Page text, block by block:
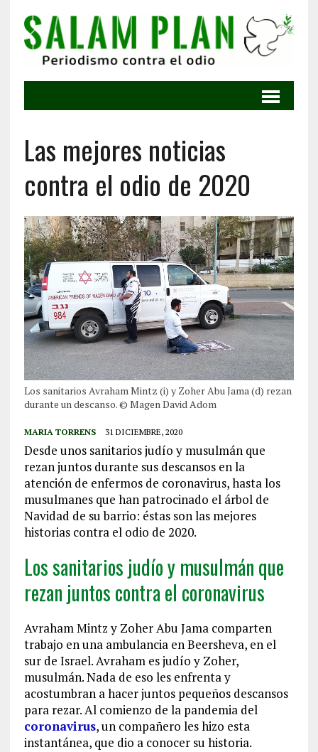
Las mejores noticias
contra el odio de 2020
Los sanitarios Avraham Mintz (i) y Zoher Abu Jama (d) rezan
durante un descanso. © Magen David Adom
MARIA TORRENS 31 DICIEMBRE, 2020
Desde unos sanitarios judío y musulmán que
rezan juntos durante sus descansos en la
atención de enfermos de coronavirus, hasta los
musulmanes que han patrocinado el árbol de
Navidad de su barrio: éstas son las mejores
historias contra el odio de 2020.
Los sanitarios judío y musulmán que
rezan juntos contra el coronavirus
Avraham Mintz y Zoher Abu Jama comparten
trabajo en una ambulancia en Beersheva, en el
sur de Israel. Avraham es judío y Zoher,
musulmán. Nada de eso les enfrenta y
acostumbran a hacer juntos pequeños descansos
para rezar. Al comienzo de la pandemia del
coronavirus, un compañero les hizo esta
instantánea, que dio a conocer su historia.